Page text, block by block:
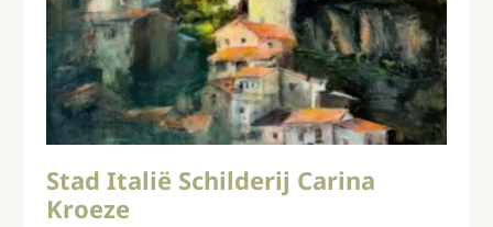
Stad Italië Schilderij Carina
Kroeze